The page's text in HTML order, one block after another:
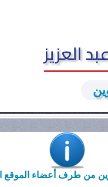
العزيز
من طرف أعضاء